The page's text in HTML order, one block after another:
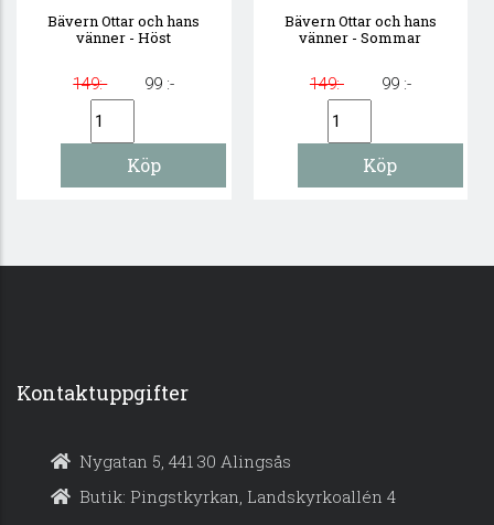
Bävern Ottar och hans
vänner - Höst
149:- 99 :-
Bävern Ottar och hans
vänner - Sommar
149:- 99 :-
Kontaktuppgifter
Nygatan 5, 441 30 Alingsås
Butik: Pingstkyrkan, Landskyrkoallén 4